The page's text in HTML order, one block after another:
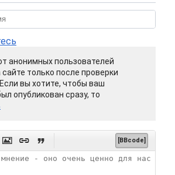
анонимных пользователей
только после проверки
вы хотите, чтобы ваш
опубликован сразу, то
   [BBcode]